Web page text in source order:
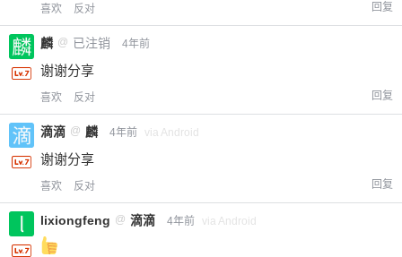
喜欢 反对 回复
麟 @ 已注销 4年前
谢谢分享
喜欢 反对 回复
滴滴 @ 麟 4年前 via Android
谢谢分享
喜欢 反对 回复
lixiongfeng @ 滴滴 4年前 via Android